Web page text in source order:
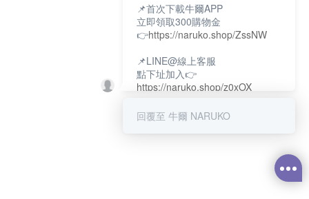
📌首次下載牛爾APP
立即領取300購物金
👉https://naruko.shop/ZssNW
📌LINE@線上客服
點下址加入👉
https://naruko.shop/z0xOX
📌電話客服：02-26581707
回覆至 牛爾 NARUKO